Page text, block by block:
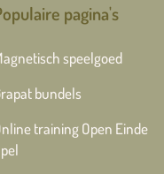
pagina's
speelgoed
bundels
training Open Einde